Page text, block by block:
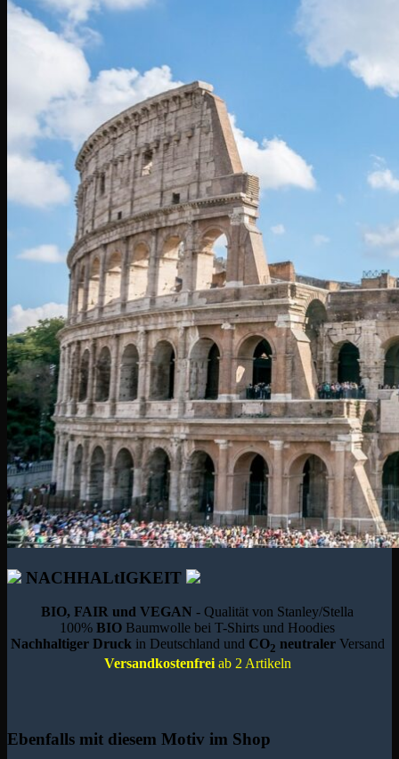
NACHHALtIGKEIT
BIO, FAIR und VEGAN - Qualität von Stanley/Stella
100%BIO Baumwolle bei T-Shirts und Hoodies
Nachhaltiger Druck in Deutschland und CO2 neutraler Versand
Versandkostenfreiab 2 Artikeln
Ebenfalls mit diesem Motiv im Shop